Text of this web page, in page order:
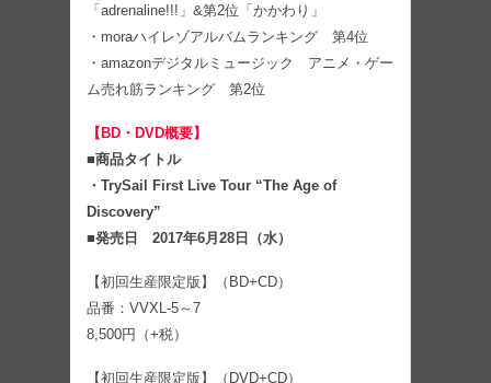
「adrenaline!!!」&第2位「かかわり」
・moraハイレゾアルバムランキング 第4位
・amazonデジタルミュージック アニメ・ゲー
ム売れ筋ランキング 第2位
【BD・DVD概要】
■商品タイトル
・TrySail First Live Tour “The Age of
Discovery”
■発売日 2017年6月28日（水）
【初回生産限定版】（BD+CD）
品番：VVXL-5～7
8,500円（+税）
【初回生産限定版】（DVD+CD）